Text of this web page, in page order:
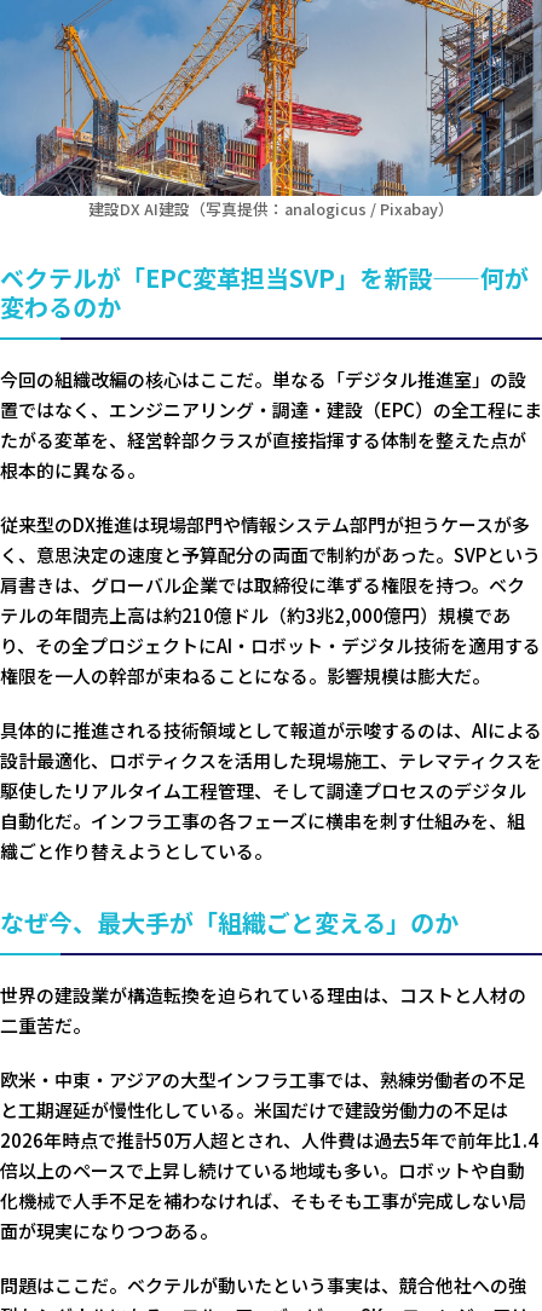
建設DX AI建設（写真提供：analogicus / Pixabay）
ベクテルが「EPC変革担当SVP」を新設——何が
変わるのか
今回の組織改編の核心はここだ。単なる「デジタル推進室」の設
置ではなく、エンジニアリング・調達・建設（EPC）の全工程にま
たがる変革を、経営幹部クラスが直接指揮する体制を整えた点が
根本的に異なる。
従来型のDX推進は現場部門や情報システム部門が担うケースが多
く、意思決定の速度と予算配分の両面で制約があった。SVPという
肩書きは、グローバル企業では取締役に準ずる権限を持つ。ベク
テルの年間売上高は約210億ドル（約3兆2,000億円）規模であ
り、その全プロジェクトにAI・ロボット・デジタル技術を適用する
権限を一人の幹部が束ねることになる。影響規模は膨大だ。
具体的に推進される技術領域として報道が示唆するのは、AIによる
設計最適化、ロボティクスを活用した現場施工、テレマティクスを
駆使したリアルタイム工程管理、そして調達プロセスのデジタル
自動化だ。インフラ工事の各フェーズに横串を刺す仕組みを、組
織ごと作り替えようとしている。
なぜ今、最大手が「組織ごと変える」のか
世界の建設業が構造転換を迫られている理由は、コストと人材の
二重苦だ。
欧米・中東・アジアの大型インフラ工事では、熟練労働者の不足
と工期遅延が慢性化している。米国だけで建設労働力の不足は
2026年時点で推計50万人超とされ、人件費は過去5年で前年比1.4
倍以上のペースで上昇し続けている地域も多い。ロボットや自動
化機械で人手不足を補わなければ、そもそも工事が完成しない局
面が現実になりつつある。
問題はここだ。ベクテルが動いたという事実は、競合他社への強